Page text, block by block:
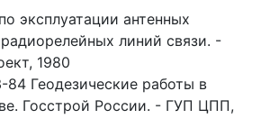
эксплуатации антенных
линий связи. -
1980
Геодезические работы в
Госстрой России. - ГУП ЦПП,